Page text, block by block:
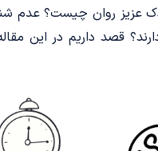
عزیز روان چیست؟ عدم
قصد داریم در این